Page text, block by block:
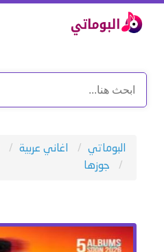
البوماتي اغاني عربية
جوزها